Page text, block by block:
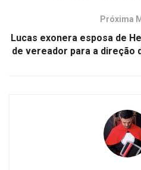
Próxima
Lucas exonera esposa de
de vereador para a direção